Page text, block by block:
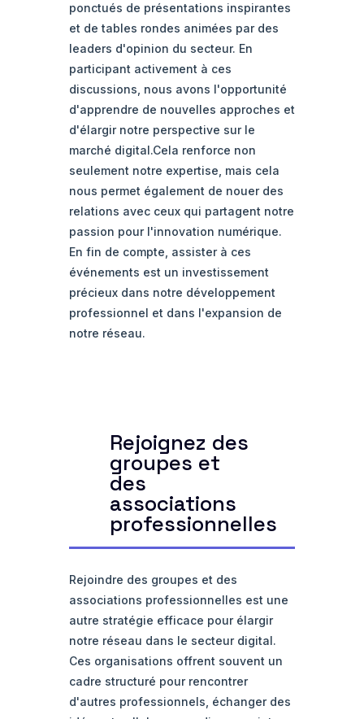
ponctués de présentations inspirantes
et de tables rondes animées par des
leaders d'opinion du secteur. En
participant activement à ces
discussions, nous avons l'opportunité
d'apprendre de nouvelles approches et
d'élargir notre perspective sur le
marché digital.Cela renforce non
seulement notre expertise, mais cela
nous permet également de nouer des
relations avec ceux qui partagent notre
passion pour l'innovation numérique.
En fin de compte, assister à ces
événements est un investissement
précieux dans notre développement
professionnel et dans l'expansion de
notre réseau.
Rejoignez des
groupes et
des
associations
professionnelles
Rejoindre des groupes et des
associations professionnelles est une
autre stratégie efficace pour élargir
notre réseau dans le secteur digital.
Ces organisations offrent souvent un
cadre structuré pour rencontrer
d'autres professionnels, échanger des